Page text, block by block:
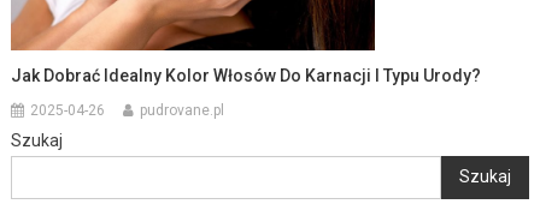
Jak Dobrać Idealny Kolor Włosów Do Karnacji I Typu Urody?
2025-04-26 pudrovane.pl
Szukaj
Szukaj